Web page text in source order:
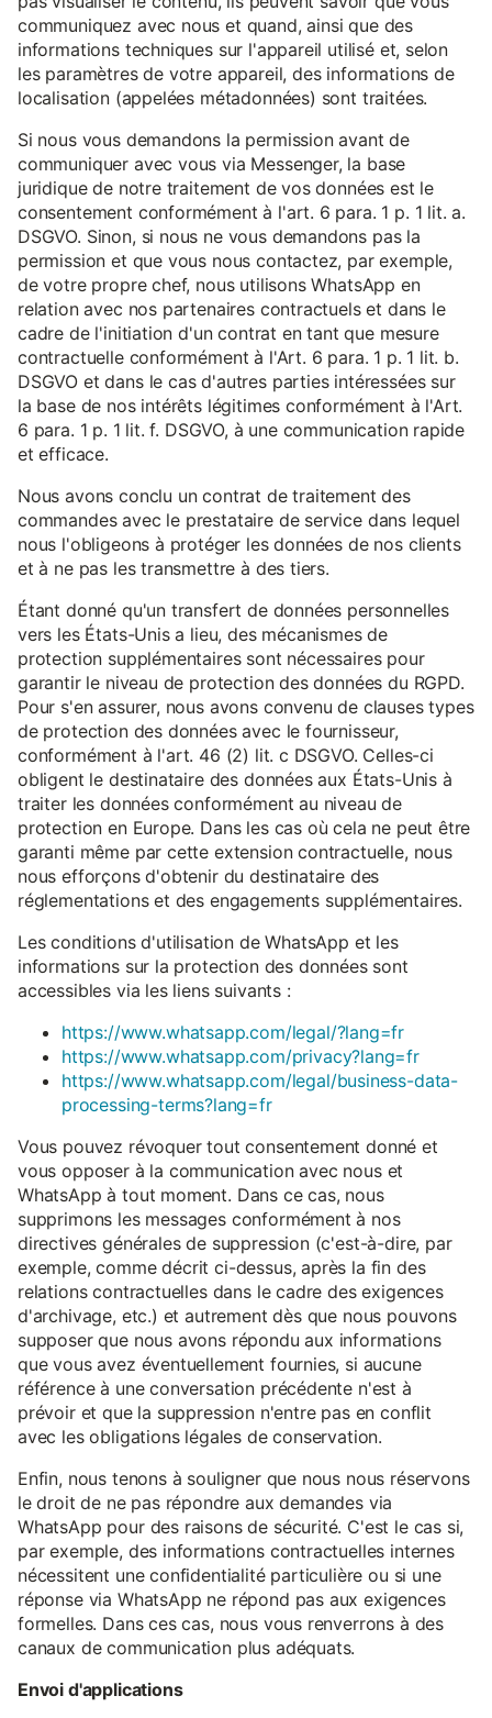
communiquez avec nous et quand, ainsi que des
informations techniques sur l'appareil utilisé et, selon
les paramètres de votre appareil, des informations de
localisation (appelées métadonnées) sont traitées.
Si nous vous demandons la permission avant de
communiquer avec vous via Messenger, la base
juridique de notre traitement de vos données est le
consentement conformément à l'art. 6 para. 1 p. 1 lit. a.
DSGVO. Sinon, si nous ne vous demandons pas la
permission et que vous nous contactez, par exemple,
de votre propre chef, nous utilisons WhatsApp en
relation avec nos partenaires contractuels et dans le
cadre de l'initiation d'un contrat en tant que mesure
contractuelle conformément à l'Art. 6 para. 1 p. 1 lit. b.
DSGVO et dans le cas d'autres parties intéressées sur
la base de nos intérêts légitimes conformément à l'Art.
6 para. 1 p. 1 lit. f. DSGVO, à une communication rapide
et efficace.
Nous avons conclu un contrat de traitement des
commandes avec le prestataire de service dans lequel
nous l'obligeons à protéger les données de nos clients
et à ne pas les transmettre à des tiers.
Étant donné qu'un transfert de données personnelles
vers les États-Unis a lieu, des mécanismes de
protection supplémentaires sont nécessaires pour
garantir le niveau de protection des données du RGPD.
Pour s'en assurer, nous avons convenu de clauses types
de protection des données avec le fournisseur,
conformément à l'art. 46 (2) lit. c DSGVO. Celles-ci
obligent le destinataire des données aux États-Unis à
traiter les données conformément au niveau de
protection en Europe. Dans les cas où cela ne peut être
garanti même par cette extension contractuelle, nous
nous efforçons d'obtenir du destinataire des
réglementations et des engagements supplémentaires.
Les conditions d'utilisation de WhatsApp et les
informations sur la protection des données sont
accessibles via les liens suivants :
https://www.whatsapp.com/legal/?lang=fr
https://www.whatsapp.com/privacy?lang=fr
https://www.whatsapp.com/legal/business-data-
processing-terms?lang=fr
Vous pouvez révoquer tout consentement donné et
vous opposer à la communication avec nous et
WhatsApp à tout moment. Dans ce cas, nous
supprimons les messages conformément à nos
directives générales de suppression (c'est-à-dire, par
exemple, comme décrit ci-dessus, après la fin des
relations contractuelles dans le cadre des exigences
d'archivage, etc.) et autrement dès que nous pouvons
supposer que nous avons répondu aux informations
que vous avez éventuellement fournies, si aucune
référence à une conversation précédente n'est à
prévoir et que la suppression n'entre pas en conflit
avec les obligations légales de conservation.
Enfin, nous tenons à souligner que nous nous réservons
le droit de ne pas répondre aux demandes via
WhatsApp pour des raisons de sécurité. C'est le cas si,
par exemple, des informations contractuelles internes
nécessitent une confidentialité particulière ou si une
réponse via WhatsApp ne répond pas aux exigences
formelles. Dans ces cas, nous vous renverrons à des
canaux de communication plus adéquats.
Envoi d'applications